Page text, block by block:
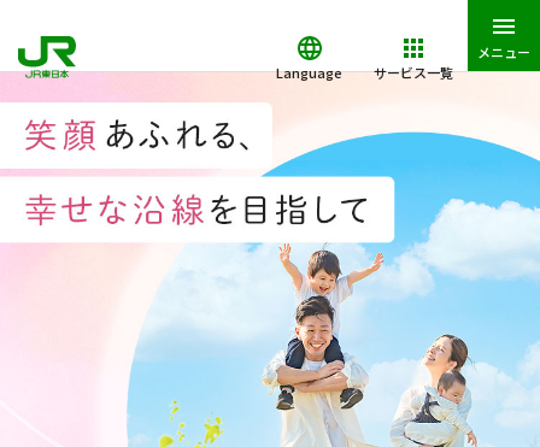
Language サービス一覧
メニュー